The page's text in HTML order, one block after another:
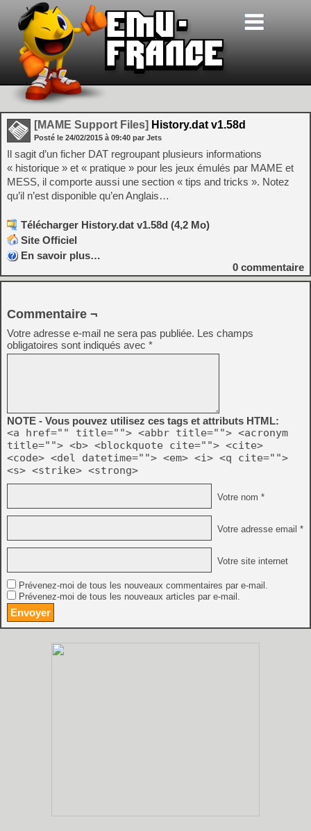
[MAME Support Files] History.dat v1.58d
Posté le 24/02/2015 à 09:40 par Jets
Il sagit d’un ficher DAT regroupant plusieurs informations
« historique » et « pratique » pour les jeux émulés par MAME et
MESS, il comporte aussi une section « tips and tricks ». Notez
qu’il n’est disponible qu’en Anglais…
Télécharger History.dat v1.58d (4,2 Mo)
Site Officiel
En savoir plus…
0 commentaire
Commentaire ¬
Votre adresse e-mail ne sera pas publiée. Les champs
obligatoires sont indiqués avec *
NOTE - Vous pouvez utilisez ces tags et attributs HTML:
<a href="" title=""> <abbr title=""> <acronym
title=""> <b> <blockquote cite=""> <cite>
<code> <del datetime=""> <em> <i> <q cite="">
<s> <strike> <strong>
Votre nom *
Votre adresse email *
Votre site internet
Prévenez-moi de tous les nouveaux commentaires par e-mail.
Prévenez-moi de tous les nouveaux articles par e-mail.